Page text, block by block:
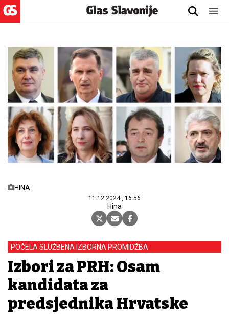
HINA
11.12.2024., 16:56
Hina
POČELA SLUŽBENA IZBORNA PROMIDŽBA
Izbori za PRH: Osam
kandidata za
predsjednika Hrvatske